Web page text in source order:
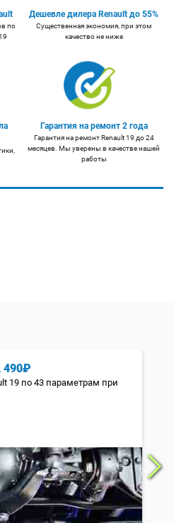
по
Дешевле дилера Renault до 55%
Существенная экономия, при этом
качество не ниже
Гарантия на ремонт 2 года
Гарантия на ремонт Renault 19 до 24
месяцев. Мы уверены в качестве нашей
работы
19 по 43 параметрам при